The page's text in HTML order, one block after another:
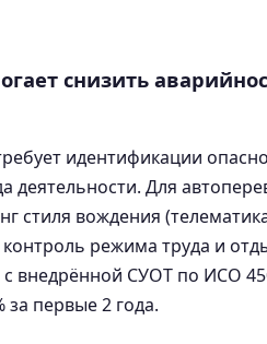
снизить
идентификации
деятельности. Для
стиля вождения
режима труда и
внедрённой СУОТ по ИСО
за первые 2 года.